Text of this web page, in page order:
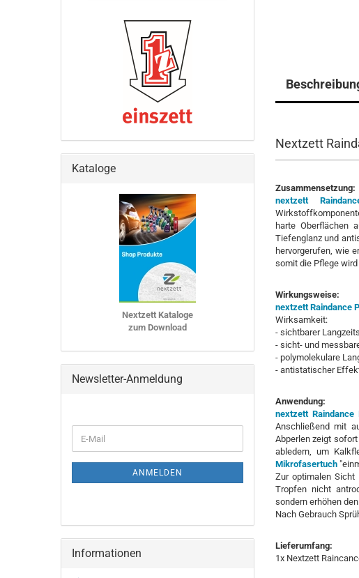
Nextzett
Zusammensetzung:
nextzett
harte Oberflächen
Tiefenglanz und
hervorgerufen, wie
somit die Pflege
Wirkungsweise:
nextzett Raindance
Wirksamkeit:
- sichtbarer
- sicht- und
- polymolekulare
- antistatischer
Anwendung:
nextzett Raindance
Anschließend mit
Abperlen zeigt
abledern, um
Mikrofasertuch
Zur optimalen Sicht
Tropfen nicht
sondern erhöhen
Nach Gebrauch
Lieferumfang:
1x Nextzett
Kataloge
Nextzett Kataloge
zum Download
Newsletter-Anmeldung
ZUR
E-
Mail
ANMELDEN
Informationen